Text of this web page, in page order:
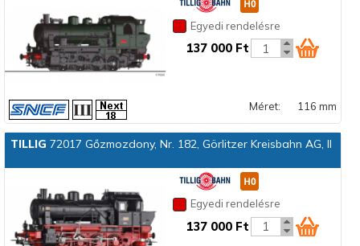
Egyedi rendelésre
137 000 Ft
Méret: 116 mm
TILLIG 72017 Gőzmozdony, Nr. 182, Görlitzer Kreisbahn AG, II
Egyedi rendelésre
137 000 Ft